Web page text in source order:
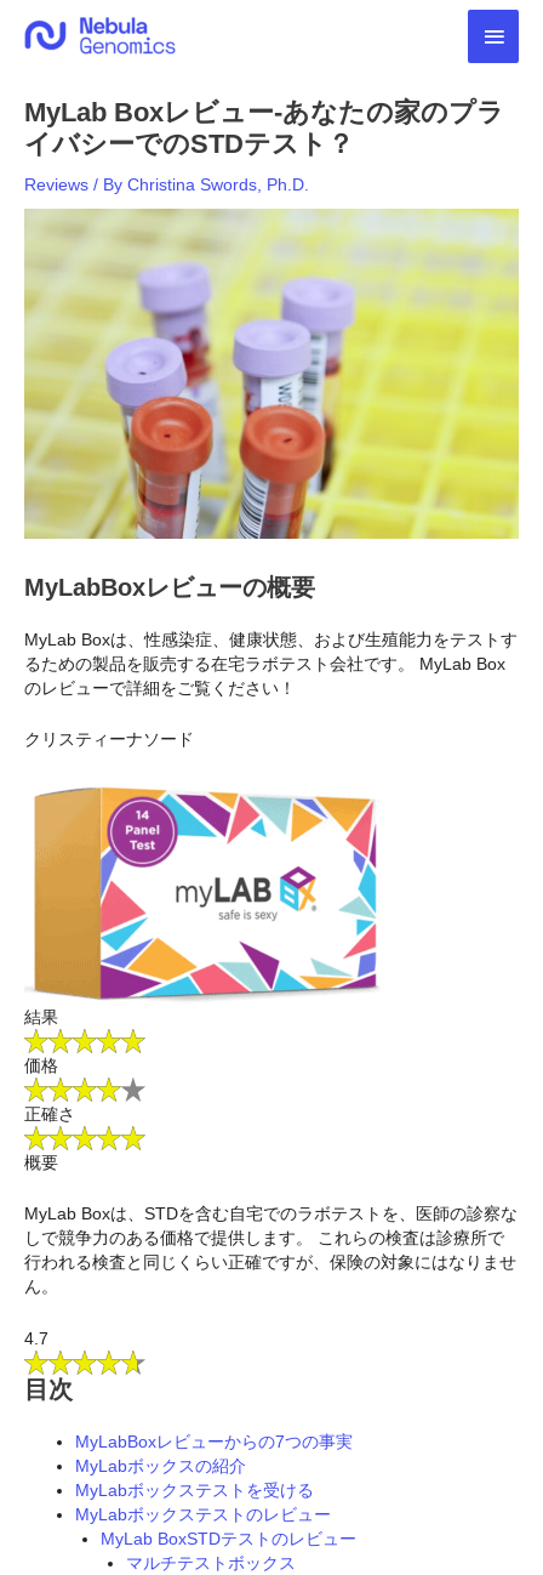
メ
ン
ニ
ュ
MyLab Boxレビュー-あなたの家のプラ
イバシーでのSTDテスト？
Reviews / By Christina Swords, Ph.D.
MyLabBoxレビューの概要
MyLab Boxは、性感染症、健康状態、および生殖能力をテストす
るための製品を販売する在宅ラボテスト会社です。 MyLab Box
のレビューで詳細をご覧ください！
クリスティーナソード
結果
価格
正確さ
概要
MyLab Boxは、STDを含む自宅でのラボテストを、医師の診察な
しで競争力のある価格で提供します。 これらの検査は診療所で
行われる検査と同じくらい正確ですが、保険の対象にはなりませ
ん。
4.7
目次
MyLabBoxレビューからの7つの事実
MyLabボックスの紹介
MyLabボックステストを受ける
MyLabボックステストのレビュー
MyLab BoxSTDテストのレビュー
マルチテストボックス